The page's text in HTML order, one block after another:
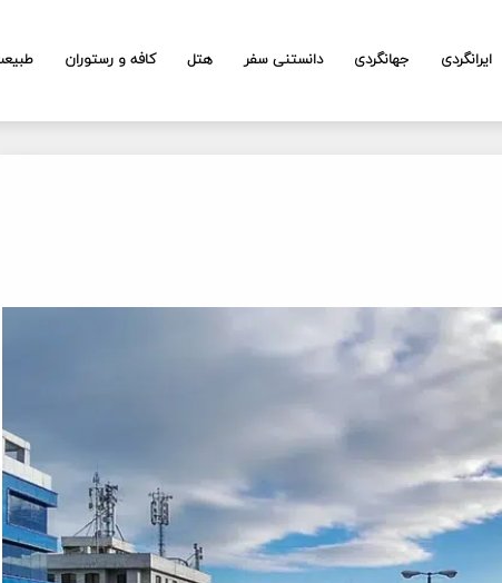
ایرانگردی جهانگردی دانستنی سفر هتل کافه و رستوران